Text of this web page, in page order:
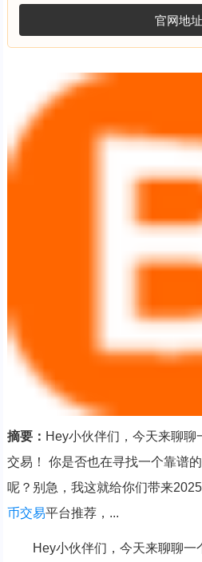
官网地址
摘要： Hey小伙伴们，今天来聊
交易！ 你是否也在寻找一个靠谱
呢？别急，我这就给你们带来
币交易平台推荐，...
Hey小伙伴们，今天来聊聊